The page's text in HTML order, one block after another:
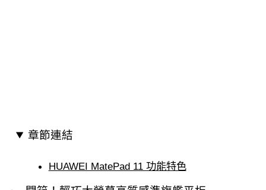
章節連結
HUAWEI MatePad 11 功能特色